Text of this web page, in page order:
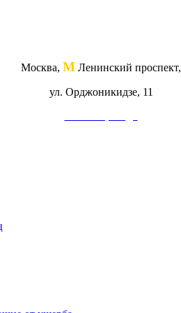
Москва, М Ленинский проспект,
ул. Орджоникидзе, 11